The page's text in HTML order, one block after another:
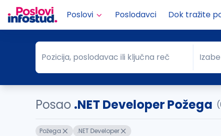
Poslovi Poslodavci Dok tražite
Pozicija, poslodavac ili ključna reč
Pozicija, poslodavac ili ključna reč Grad
Posao .NET Developer Požega
Požega .NET Developer